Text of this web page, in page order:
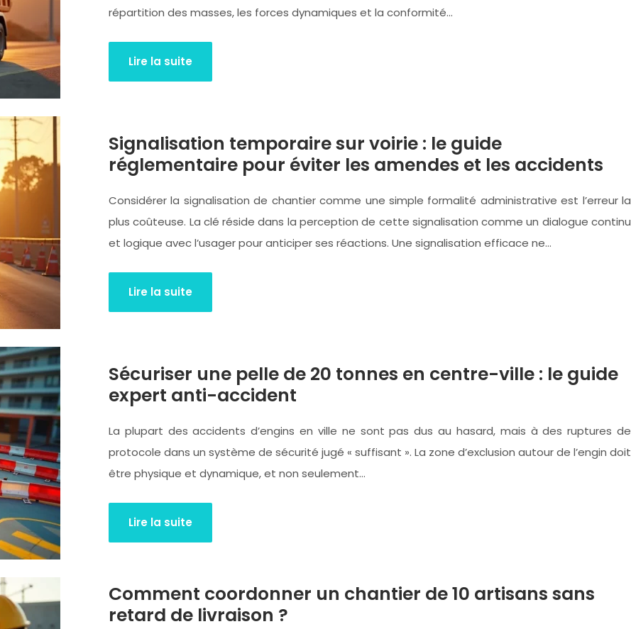
répartition des masses, les forces dynamiques et la conformité…
Lire la suite
Signalisation temporaire sur voirie : le guide
réglementaire pour éviter les amendes et les accidents
Considérer la signalisation de chantier comme une simple formalité administrative est l’erreur la
plus coûteuse. La clé réside dans la perception de cette signalisation comme un dialogue continu
et logique avec l’usager pour anticiper ses réactions. Une signalisation efficace ne…
Lire la suite
Sécuriser une pelle de 20 tonnes en centre-ville : le guide
expert anti-accident
La plupart des accidents d’engins en ville ne sont pas dus au hasard, mais à des ruptures de
protocole dans un système de sécurité jugé « suffisant ». La zone d’exclusion autour de l’engin doit
être physique et dynamique, et non seulement…
Lire la suite
Comment coordonner un chantier de 10 artisans sans
retard de livraison ?